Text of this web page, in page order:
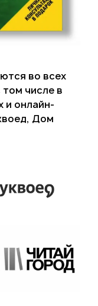
во всех
числе в
и онлайн-
Дом